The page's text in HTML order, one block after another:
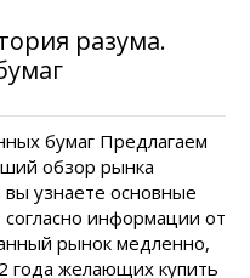
разума.
бумаг Предлагаем
обзор рынка
узнаете основные
информации от
рынок медленно,
года желающих купить